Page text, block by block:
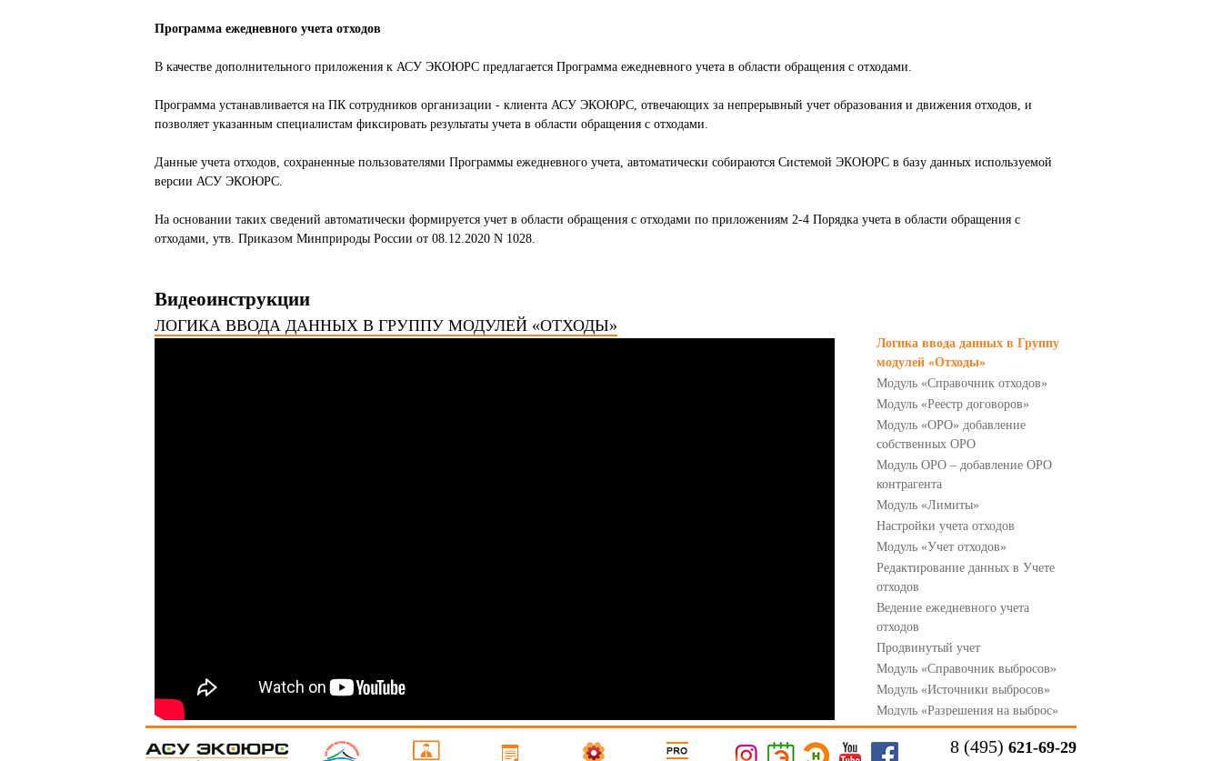
Программа ежедневного учета отходов
В качестве дополнительного приложения к АСУ ЭКОЮРС предлагается Программа ежедневного учета в области обращения с отходами.
Программа устанавливается на ПК сотрудников организации - клиента АСУ ЭКОЮРС, отвечающих за непрерывный учет образования и движения отходов, и
позволяет указанным специалистам фиксировать результаты учета в области обращения с отходами.
Данные учета отходов, сохраненные пользователями Программы ежедневного учета, автоматически собираются Системой ЭКОЮРС в базу данных используемой
версии АСУ ЭКОЮРС.
На основании таких сведений автоматически формируется учет в области обращения с отходами по приложениям 2-4 Порядка учета в области обращения с
отходами, утв. Приказом Минприроды России от 08.12.2020 N 1028.
Видеоинструкции
ЛОГИКА ВВОДА ДАННЫХ В ГРУППУ МОДУЛЕЙ «ОТХОДЫ»
Логика ввода данных в Группу
модулей «Отходы»
Модуль «Справочник отходов»
Модуль «Реестр договоров»
Модуль «ОРО» добавление
собственных ОРО
Модуль ОРО – добавление ОРО
контрагента
Модуль «Лимиты»
Настройки учета отходов
Модуль «Учет отходов»
Редактирование данных в Учете
отходов
Ведение ежедневного учета
отходов
Продвинутый учет
Модуль «Справочник выбросов»
Модуль «Источники выбросов»
Модуль «Разрешения на выброс»
Модуль «Справочник»
Модуль «Выпуски»
8 (495) 621-69-29